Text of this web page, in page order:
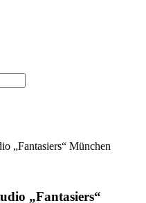
„Fantasiers“ München
„Fantasiers“